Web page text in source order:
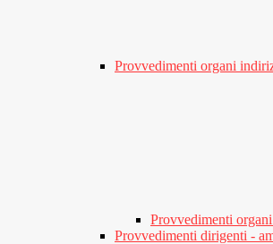
Provvedimenti organi
Provvedimenti
Provvedimenti dirigenti -